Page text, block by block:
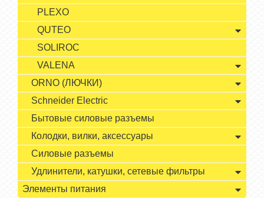
PLEXO
QUTEO
SOLIROC
VALENA
ORNO (ЛЮЧКИ)
Schneider Electric
Бытовые силовые разъемы
Колодки, вилки, аксессуары
Силовые разъемы
Удлинители, катушки, сетевые фильтры
Элементы питания